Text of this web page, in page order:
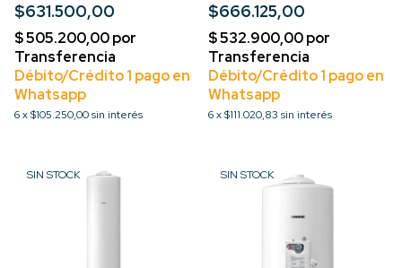
$631.500,00
6x$105.250,00sin interés
$666.125,00
6x$111.020,83 sin interés
SIN STOCK SIN STOCK